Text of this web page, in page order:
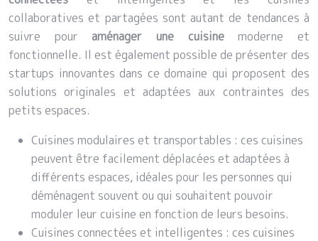
collaboratives et partagées sont autant de tendances à
suivre pour aménager une cuisinemoderne et
fonctionnelle. Il est également possible de présenter des
startups innovantes dans ce domaine qui proposent des
solutions originales et adaptées aux contraintes des
petits espaces.
Cuisines modulaires et transportables : ces cuisines
peuvent être facilement déplacées et adaptées à
différents espaces, idéales pour les personnes qui
déménagent souvent ou qui souhaitent pouvoir
moduler leur cuisine en fonction de leurs besoins.
Cuisines connectées et intelligentes : ces cuisines